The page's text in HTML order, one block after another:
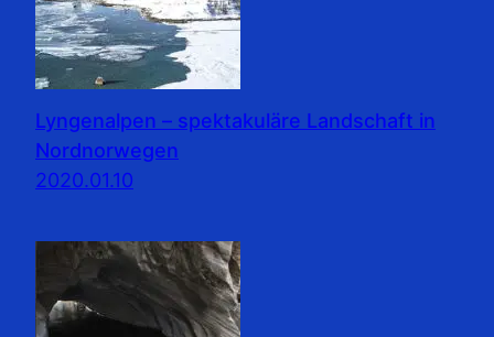
Lyngenalpen – spektakuläre Landschaft in
Nordnorwegen
2020.01.10